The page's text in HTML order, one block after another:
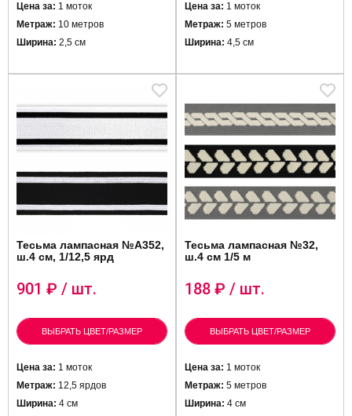
Цена за: 1 моток
Метраж: 10 метров
Ширина: 2,5 см
Цена за: 1 моток
Метраж: 5 метров
Ширина: 4,5 см
Тесьма лампасная №А352,
ш.4 см, 1/12,5 ярд
901 ₽ / шт.
ВЫБРАТЬ ЦВЕТ/РАЗМЕР
Цена за: 1 моток
Метраж: 12,5 ярдов
Ширина: 4 см
Тесьма лампасная №32,
ш.4 см 1/5 м
188 ₽ / шт.
ВЫБРАТЬ ЦВЕТ/РАЗМЕР
Цена за: 1 моток
Метраж: 5 метров
Ширина: 4 см